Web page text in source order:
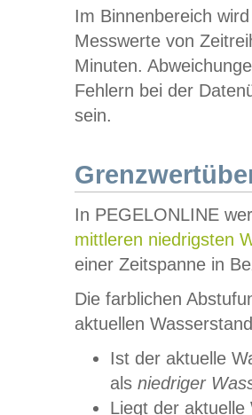
Im Binnenbereich
Messwerte von
Minuten.
Fehlern bei der
sein.
In PEGELONLINE
mittleren niedrigsten
einer Zeitspanne in
Die farblichen
aktuellen
Ist der aktuelle
als niedriger
Liegt der